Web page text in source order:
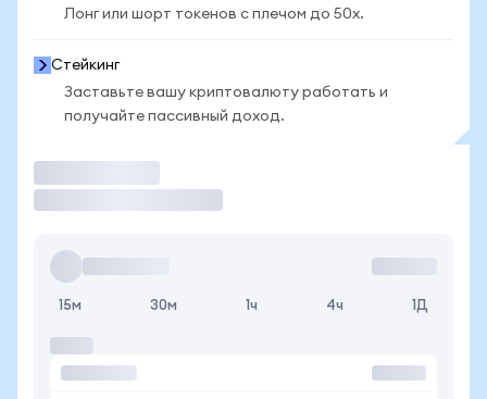
Лонг или шорт токенов с плечом до 50x.
Стейкинг
Заставьте вашу криптовалюту работать и
получайте пассивный доход.
15м 30м 1ч 4ч 1Д